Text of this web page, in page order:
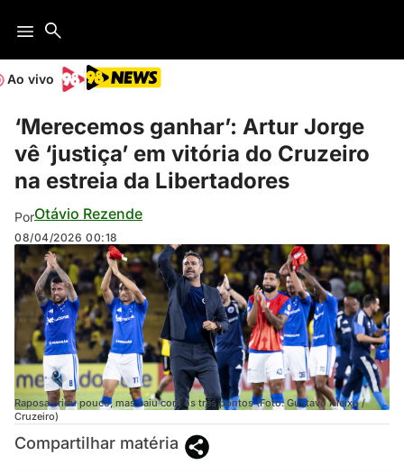
Ao vivo
‘Merecemos ganhar’: Artur Jorge
vê ‘justiça’ em vitória do Cruzeiro
na estreia da Libertadores
PorOtávio Rezende
08/04/2026 00:18
Raposa criou pouco, mas saiu com os três pontos (Foto: Gustavo Aleixo /
Cruzeiro)
Compartilhar matéria